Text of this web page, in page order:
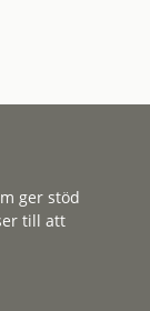
ger stöd
till att